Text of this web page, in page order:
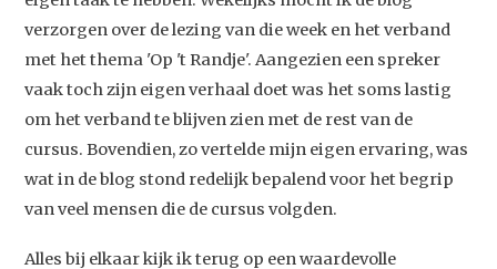
Studium Generale
Home
Agenda
Video
verzorgen over de lezing van die week en het verband
met het thema 'Op 't Randje'. Aangezien een spreker
vaak toch zijn eigen verhaal doet was het soms lastig
om het verband te blijven zien met de rest van de
cursus. Bovendien, zo vertelde mijn eigen ervaring, was
wat in de blog stond redelijk bepalend voor het begrip
van veel mensen die de cursus volgden.
Alles bij elkaar kijk ik terug op een waardevolle